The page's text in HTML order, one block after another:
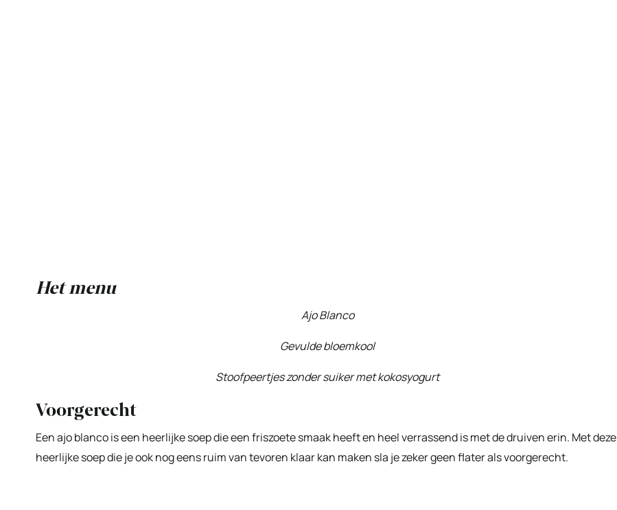
Het menu
Ajo Blanco
Gevulde bloemkool
Stoofpeertjes zonder suiker met kokosyogurt
Voorgerecht
Een ajo blanco is een heerlijke soep die een friszoete smaak heeft en heel verrassend is met de druiven erin. Met deze
heerlijke soep die je ook nog eens ruim van tevoren klaar kan maken sla je zeker geen flater als voorgerecht.